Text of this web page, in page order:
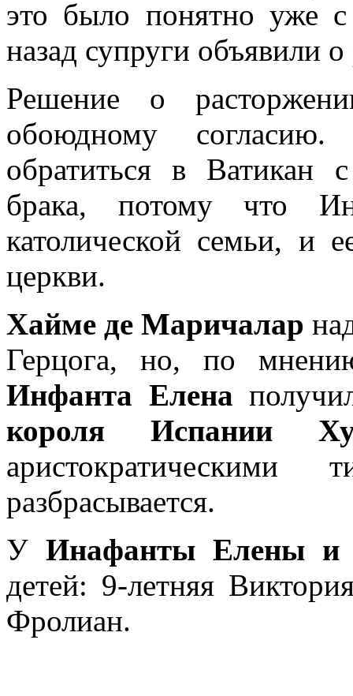
это было понятно уже с
назад супруги объявили
Решение о
обоюдному
обратиться в Ватикан
брака, потому что
католической семьи, и
церкви.
Хайме де Маричалар
Герцога, но, по
Инфанта Елена
короля Испании
разбрасывается.
У Инафанты Елены и
детей: 9-летняя
Фролиан.